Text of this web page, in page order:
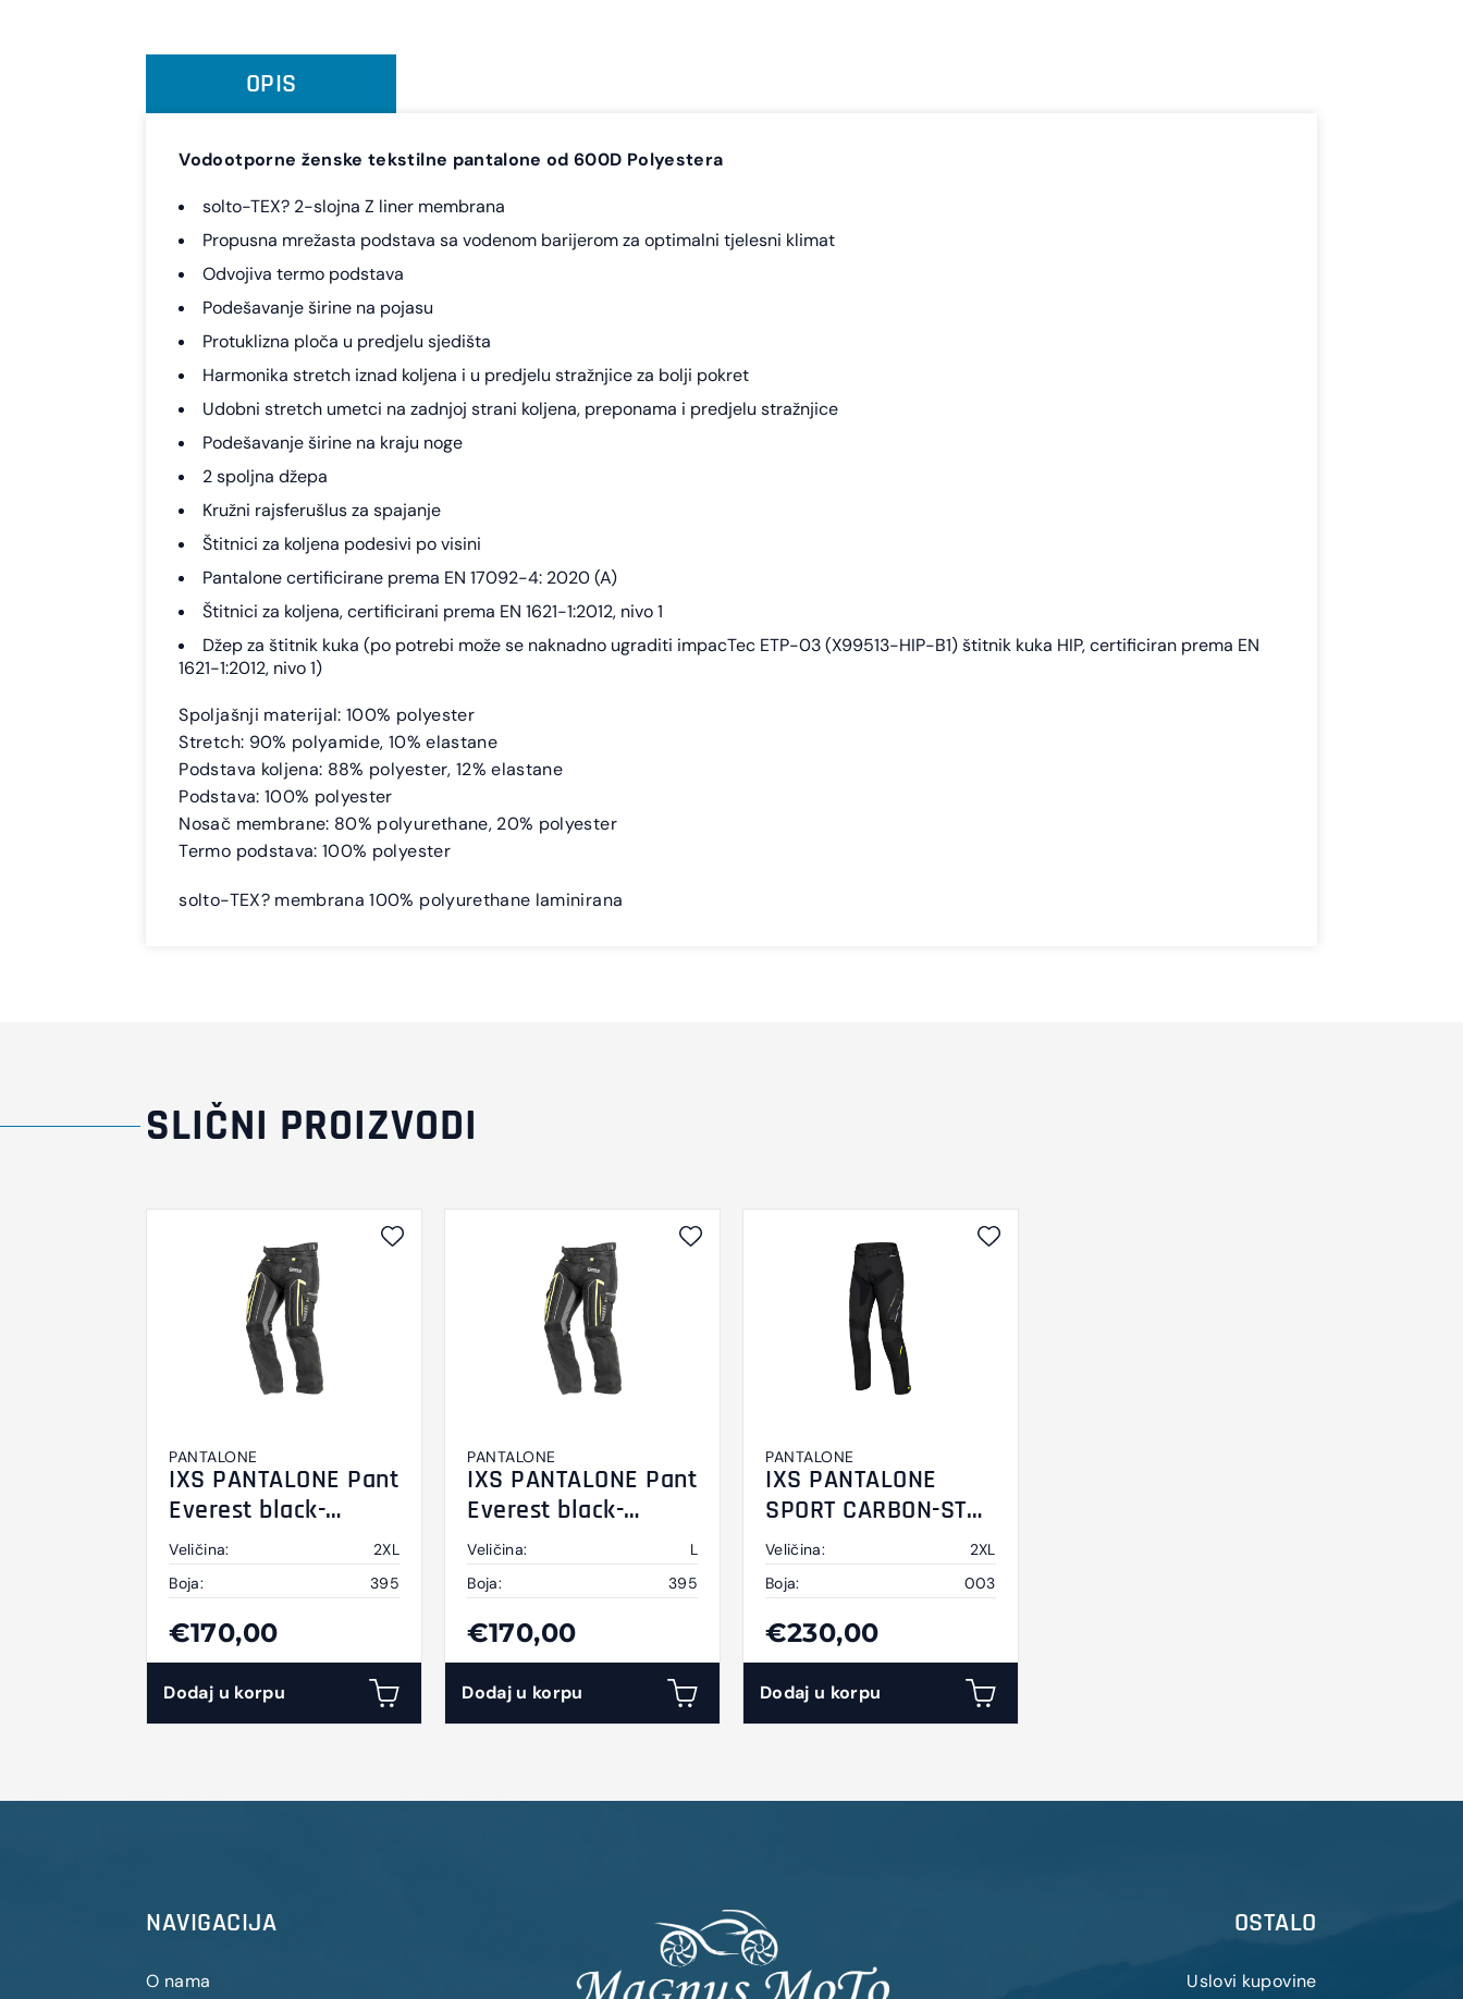
OPIS
Vodootporne ženske tekstilne pantalone od 600D Polyestera
solto-TEX? 2-slojna Z liner membrana
Propusna mrežasta podstava sa vodenom barijerom za optimalni tjelesni klimat
Odvojiva termo podstava
Podešavanje širine na pojasu
Protuklizna ploča u predjelu sjedišta
Harmonika stretch iznad koljena i u predjelu stražnjice za bolji pokret
Udobni stretch umetci na zadnjoj strani koljena, preponama i predjelu stražnjice
Podešavanje širine na kraju noge
2 spoljna džepa
Kružni rajsferušlus za spajanje
Štitnici za koljena podesivi po visini
Pantalone certificirane prema EN 17092-4: 2020 (A)
Štitnici za koljena, certificirani prema EN 1621-1:2012, nivo 1
Džep za štitnik kuka (po potrebi može se naknadno ugraditi impacTec ETP-03 (X99513-HIP-B1) štitnik kuka HIP, certificiran prema EN
1621-1:2012, nivo 1)
Spoljašnji materijal: 100% polyester
Stretch: 90% polyamide, 10% elastane
Podstava koljena: 88% polyester, 12% elastane
Podstava: 100% polyester
Nosač membrane: 80% polyurethane, 20% polyester
Termo podstava: 100% polyester
solto-TEX? membrana 100% polyurethane laminirana
SLIČNI PROIZVODI
PANTALONE
IXS PANTALONE Pant
Everest black-
anthracite-yellow 2
XL
Veličina:
2XL
Boja:
395
€170,00
Dodaj u korpu
PANTALONE
IXS PANTALONE Pant
Everest black-
anthracite-yellow L
Veličina:
L
Boja:
395
€170,00
Dodaj u korpu
PANTALONE
IXS PANTALONE
SPORT CARBON-ST
black 2 XL
Veličina:
2XL
Boja:
003
€230,00
Dodaj u korpu
NAVIGACIJA
O nama
OSTALO
Uslovi kupovine